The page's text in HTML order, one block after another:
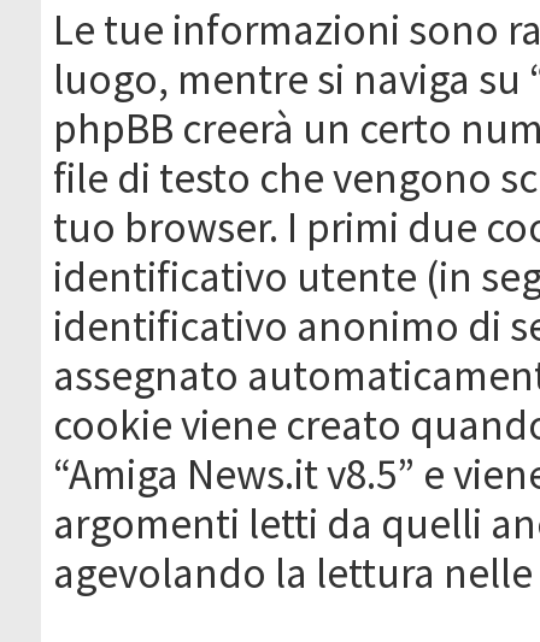
Le tue informazioni sono
luogo, mentre si naviga su
phpBB creerà un certo
file di testo che vengono
tuo browser. I primi due
identificativo utente (in
identificativo anonimo di
assegnato
cookie viene creato
“Amiga News.it v8.5” e
argomenti letti da quelli
agevolando la lettura